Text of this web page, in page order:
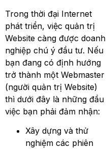
Trong thời đại Internet
phát triển, việc quản trị
Website càng được doanh
nghiệp chú ý đầu tư. Nếu
bạn đang có định hướng
trở thành một Webmaster
(người quản trị Website)
thì dưới đây là những đầu
việc bạn phải đảm nhận:
Xây dựng và thử
nghiệm các phiên